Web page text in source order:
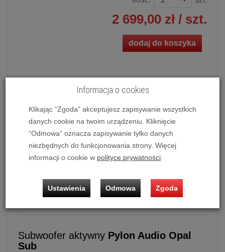
2 699,00 zł / szt.
dodaj do koszyka
Subwoofer aktywny Pylon Audio Opal Sub
PCV)
Z uwagi na prezentację wielu wariantów kolorystycznych
jednego modelu kolumn,gdy jest on oznaczony jako
dostępny - przed zakupem prosimy o kontaktcelem
ustalenia dostępności wybranej przez Ciebie wersji.
ratalnym0%na10, 20, 30 i 50 miesięcy
Subwoofer aktywny Pylon Audio Opal
Sub
Informacja o cookies
Klikając “Zgoda” akceptujesz zapisywanie wszystkich
danych cookie na twoim urządzeniu. Kliknięcie
“Odmowa” oznacza zapisywanie tylko danych
niezbędnych do funkcjonowania strony. Więcej
informacji o cookie w polityce prywatności.
Ustawienia Odmowa Zgoda